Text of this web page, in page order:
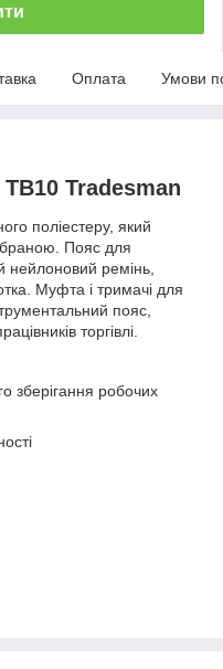
Оплата Умови
Tradesman
поліестеру, який
Пояс для
нейлоновий ремінь,
Муфта і тримачі для
пояс,
торгівлі.
зберігання робочих